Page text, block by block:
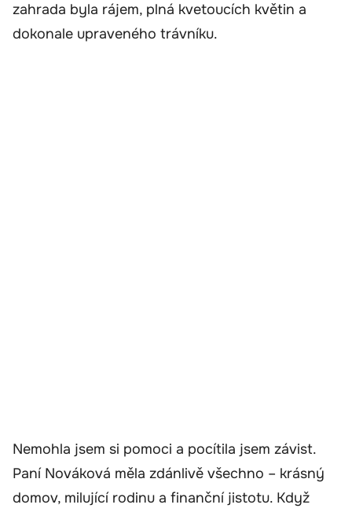
zahrada byla rájem, plná kvetoucích květin a
dokonale upraveného trávníku.
Nemohla jsem si pomoci a pocítila jsem závist.
Paní Nováková měla zdánlivě všechno – krásný
domov, milující rodinu a finanční jistotu. Když